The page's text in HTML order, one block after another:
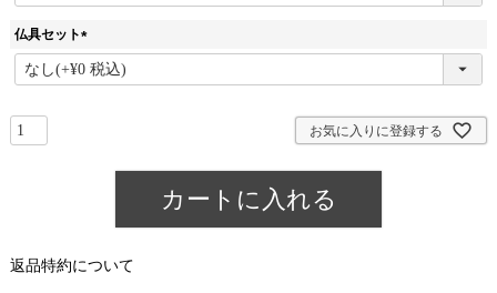
)
仏具セット
(
必
お気に入りに登録する
カートに入れる
返品特約について